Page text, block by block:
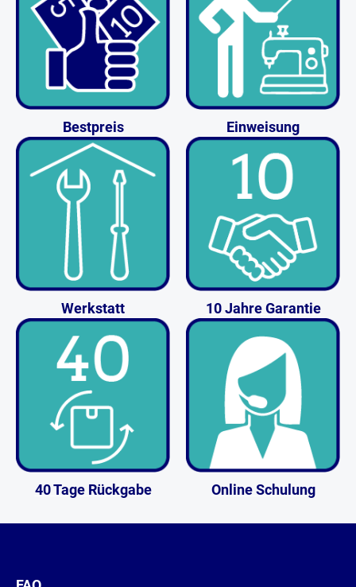
Bestpreis Einweisung
Werkstatt 10 Jahre Garantie
40 Tage Rückgabe Online Schulung